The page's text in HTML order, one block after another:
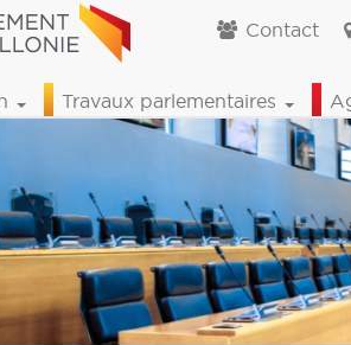
Contact
Travaux parlementaires